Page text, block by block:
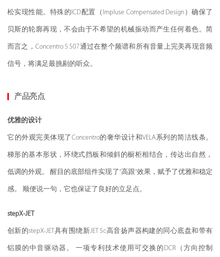
松实现性能。特殊的ICD配置（Impluse Compensated Design）确保了
贝斯的轮廓再现，不会由于不希望的机械振动而产生任何着色。简
而言之，Concentro S 507通过在整个频谱和所有音量上完美再现音频
信号，将满足最挑剔的听众。
产品亮点
优雅的设计
它的外观完美体现了Concentro的奢华设计和VELA系列的简洁线条。
梯形的基本形状，环绕式挡板和倾斜的橱柜相结合，传达出自然，
低调的外观。 醒目的底部组件实现了“高跟”效果，赋予了优雅和稳定
感。 顺便说一句，它也保证了良好的立足点。
stepX-JET
创新的stepX-JET具有围绕新JET 5c高音扬声器构建的同心底盘和带有
铝膜的中音驱动器。 一项专利技术使用可交换的DCR（方向控制